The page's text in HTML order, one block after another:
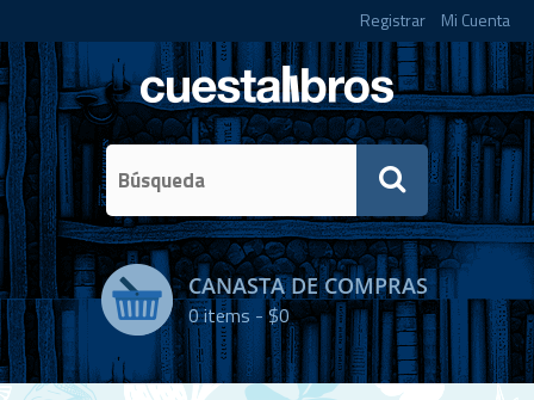
Registrar Mi Cuenta
CANASTA DE COMPRAS
0items -$0